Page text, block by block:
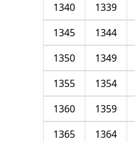
1339
1340
1344
1345
1349
1350
1354
1355
1359
1360
1364
1365